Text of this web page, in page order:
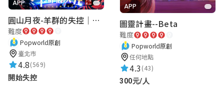
APP
圓山月夜-羊群的失控｜圓山飯店 ARG實境解謎遊戲
難度
Popworld原創
臺北市
4.8(569)
開始失控
APP
圖靈計畫--Beta
難度
Popworld原創
任何地點
4.3(43)
300元/人